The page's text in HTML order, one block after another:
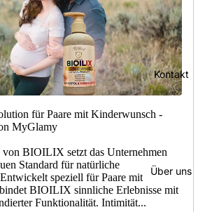
Kontakt
Über uns
für Paare mit Kinderwunsch -
MyGlamy
BIOILIX setzt das Unternehmen
Standard für natürliche
speziell für Paare mit
BIOILIX sinnliche Erlebnisse mit
Funktionalität. Intimität...